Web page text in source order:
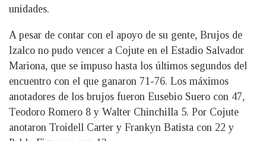
unidades.
A pesar de contar con el apoyo de su gente, Brujos de
Izalco no pudo vencer a Cojute en el Estadio Salvador
Mariona, que se impuso hasta los últimos segundos del
encuentro con el que ganaron 71-76. Los máximos
anotadores de los brujos fueron Eusebio Suero con 47,
Teodoro Romero 8 y Walter Chinchilla 5. Por Cojute
anotaron Troidell Carter y Frankyn Batista con 22 y